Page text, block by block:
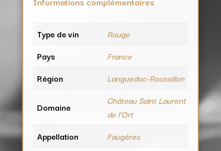
Type de vin
Rouge
Pays
France
Région
Languedoc-Roussillon
Domaine
Château Saint Laurent
de l’Ort
Appellation
Faugères